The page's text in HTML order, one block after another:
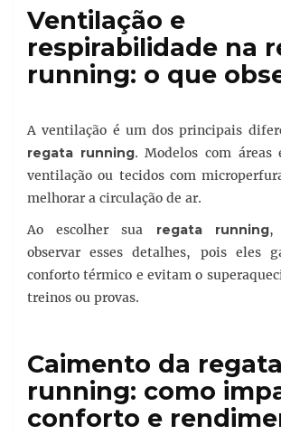
Ventilação e
respirabilidade na
running: o que
A ventilação é um dos principais
regata running. Modelos com áreas
ventilação ou tecidos com
melhorar a circulação de ar.
Ao escolher sua regata running,
observar esses detalhes, pois eles
conforto térmico e evitam o
treinos ou provas.
Caimento da regata
running: como
conforto e